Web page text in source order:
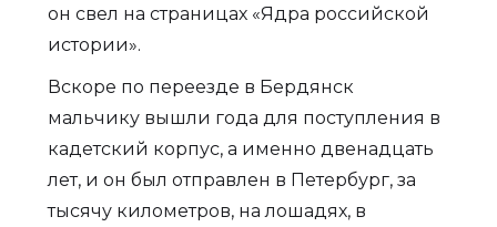
он свел на страницах «Ядра российской
истории».
Вскоре по переезде в Бердянск
мальчику вышли года для поступления в
кадетский корпус, а именно двенадцать
лет, и он был отправлен в Петербург, за
тысячу километров, на лошадях, в